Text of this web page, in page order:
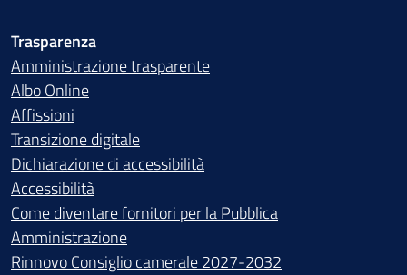
Trasparenza
Amministrazione trasparente
Albo Online
Affissioni
Transizione digitale
Dichiarazione di accessibilità
Accessibilità
Come diventare fornitori per la Pubblica
Amministrazione
Rinnovo Consiglio camerale 2027-2032